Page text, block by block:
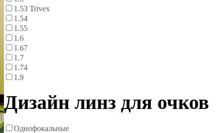
1.53 Trivex
1.54
1.55
1.6
1.67
1.7
1.74
1.9
Дизайн линз для очков
Однофокальные